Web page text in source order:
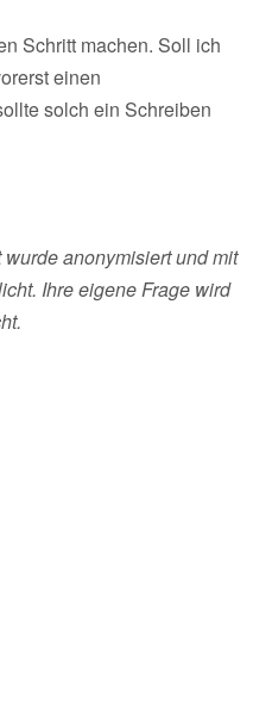
Schritt machen. Soll ich
einen
solch ein Schreiben
anonymisiert und mit
Ihre eigene Frage wird